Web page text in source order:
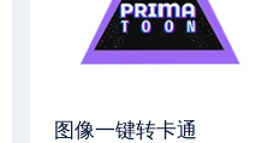
图像一键转卡通